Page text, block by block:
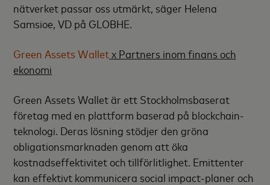
nätverket passar oss utmärkt, säger Helena
Samsioe, VD på GLOBHE.
Green Assets Walletx Partners inom finans och
ekonomi
Green Assets Wallet är ett Stockholmsbaserat
företag med en plattform baserad på blockchain-
teknologi. Deras lösning stödjer den gröna
obligationsmarknaden genom att öka
kostnadseffektivitet och tillförlitlighet. Emittenter
kan effektivt kommunicera social impact-planer och